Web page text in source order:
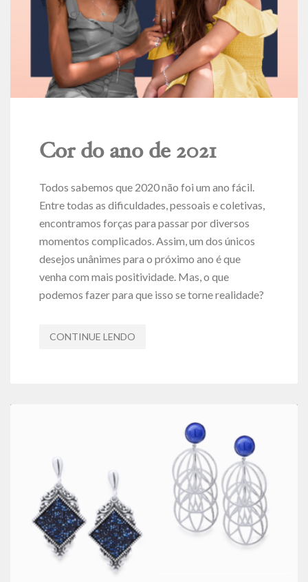
Cor do ano de 2021
Todos sabemos que 2020 não foi um ano fácil.
Entre todas as dificuldades, pessoais e coletivas,
encontramos forças para passar por diversos
momentos complicados. Assim, um dos únicos
desejos unânimes para o próximo ano é que
venha com mais positividade. Mas, o que
podemos fazer para que isso se torne realidade?
CONTINUE LENDO